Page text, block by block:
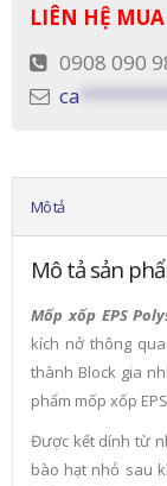
LIÊN HỆ
0908 090
ca
Mô tả
Mô tả sản
Mốp xốp EPS
kích nở thông
thành Block gia
phẩm mốp xốp
Được kết dính từ
bào hạt nhỏ sau